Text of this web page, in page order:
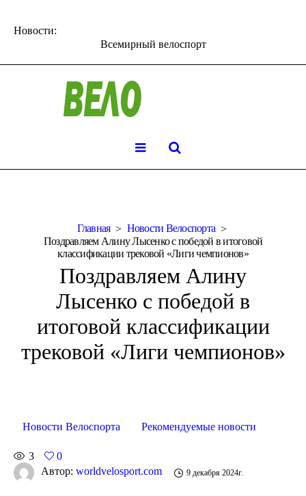
Новости:
Всемирный велоспорт
Главная
Новости Велоспорта
Поздравляем Алину Лысенко с победой в итоговой
классификации трековой «Лиги чемпионов»
Поздравляем Алину
Лысенко с победой в
итоговой классификации
трековой «Лиги чемпионов»
Новости Велоспорта Рекомендуемые новости
3
0
Автор: worldvelosport.com 9 декабря 2024г.